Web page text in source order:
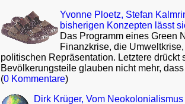
Yvonne Ploetz, Stefan
bisherigen Konzepten lässt
Das Programm eines Green
Finanzkrise, die
politischen Repräsentation. Letztere
Bevölkerungsteile glauben nicht mehr,
(0 Kommentare)
Dirk Krüger, Vom